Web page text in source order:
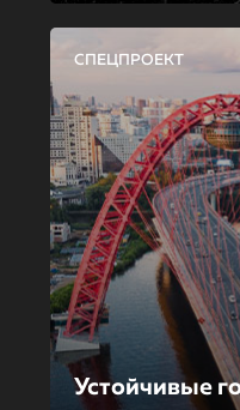
СПЕЦПРОЕКТ
Устойчивые